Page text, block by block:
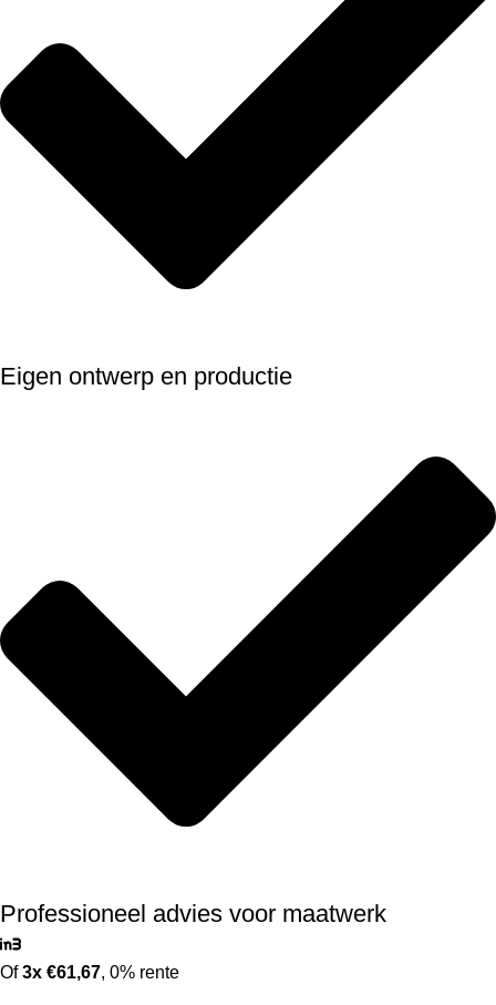
Eigen ontwerp en productie
Professioneel advies voor maatwerk
Of3x €61,67, 0% rente